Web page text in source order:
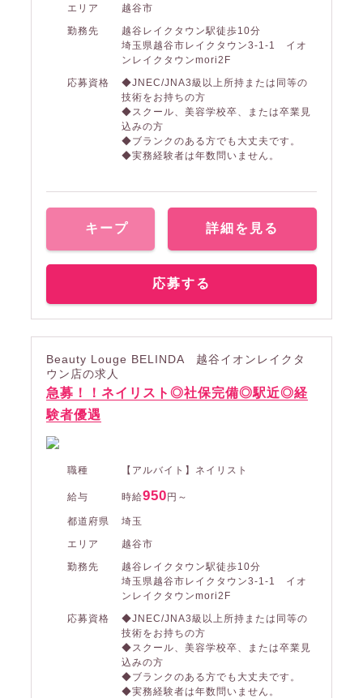
エリア
越谷市
勤務先
越谷レイクタウン駅徒歩10分
埼玉県越谷市レイクタウン3-1-1 イオ
ンレイクタウンmori2F
応募資格
◆JNEC/JNA3級以上所持または同等の
技術をお持ちの方
◆スクール、美容学校卒、または卒業見
込みの方
◆ブランクのある方でも大丈夫です。
◆実務経験者は年数問いません。
キープ 詳細を見る
応募する
Beauty Louge BELINDA 越谷イオンレイクタ
ウン店の求人
急募！！ネイリスト◎社保完備◎駅近◎経
験者優遇
職種 【アルバイト】ネイリスト
給与 時給950円～
都道府県
埼玉
エリア
越谷市
勤務先
越谷レイクタウン駅徒歩10分
埼玉県越谷市レイクタウン3-1-1 イオ
ンレイクタウンmori2F
応募資格
◆JNEC/JNA3級以上所持または同等の
技術をお持ちの方
◆スクール、美容学校卒、または卒業見
込みの方
◆ブランクのある方でも大丈夫です。
◆実務経験者は年数問いません。